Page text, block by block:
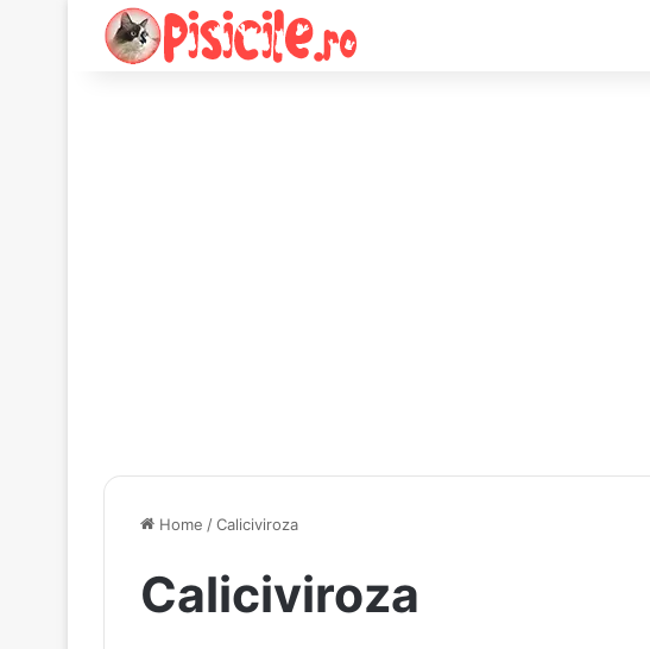
Home /Caliciviroza
Caliciviroza